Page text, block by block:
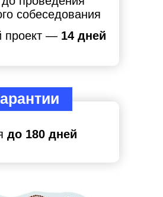
России
6
7
собеседования
проект — 14 дней
до 180 дней